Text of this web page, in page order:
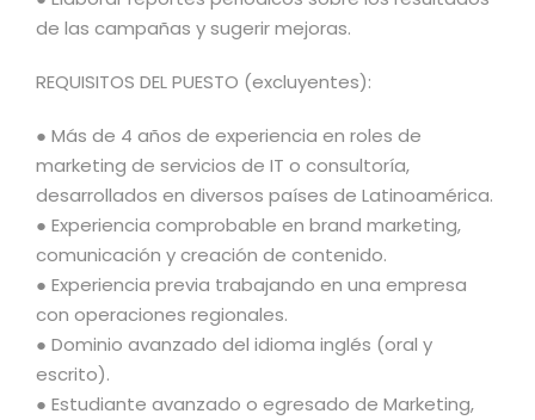
de las campañas y sugerir mejoras.
REQUISITOS DEL PUESTO (excluyentes):
● Más de 4 años de experiencia en roles de
marketing de servicios de IT o consultoría,
desarrollados en diversos países de Latinoamérica.
● Experiencia comprobable en brand marketing,
comunicación y creación de contenido.
● Experiencia previa trabajando en una empresa
con operaciones regionales.
● Dominio avanzado del idioma inglés (oral y
escrito).
● Estudiante avanzado o egresado de Marketing,